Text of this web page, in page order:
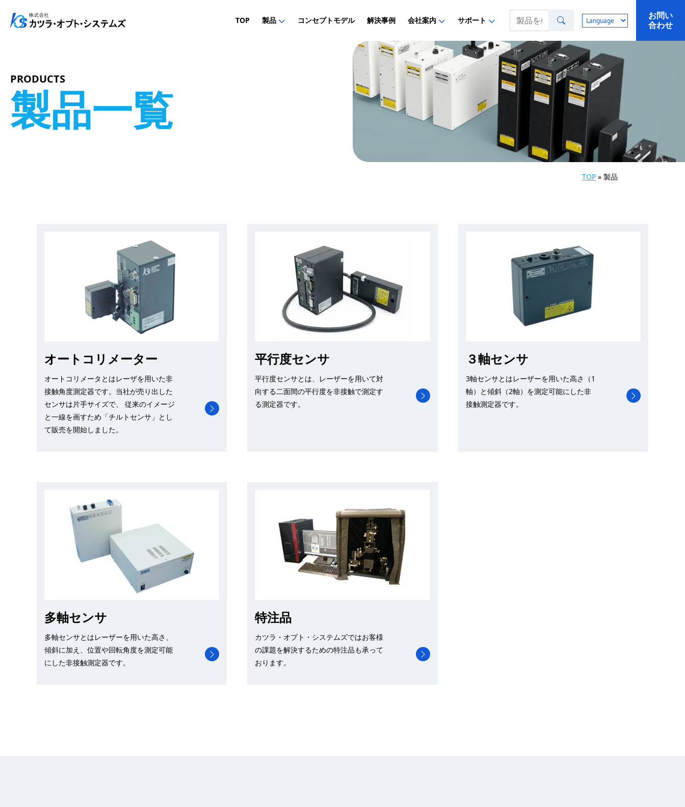
メインナビゲーション
TOP 製品 コンセプトモデル 解決事例 会社案内 サポート
お問い
合わせ
PRODUCTS
製品一覧
TOP» 製品
オートコリメーター
オートコリメータとはレーザを用いた非
接触角度測定器です。当社が売り出した
センサは片手サイズで、 従来のイメージ
と一線を画すため「チルトセンサ」とし
て販売を開始しました。
平行度センサ
平行度センサとは、レーザーを用いて対
向する二面間の平行度を非接触で測定す
る測定器です。
３軸センサ
3軸センサとはレーザーを用いた高さ（1
軸）と傾斜（2軸）を測定可能にした非
接触測定器です。
多軸センサ
多軸センサとはレーザーを用いた高さ、
傾斜に加え、位置や回転角度を測定可能
にした非接触測定器です。
特注品
カツラ・オプト・システムズではお客様
の課題を解決するための特注品も承って
おります。